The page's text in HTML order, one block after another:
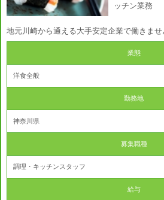
ッチン業務
地元川崎から通える大手安定企業で働きませ
業態
洋食全般
勤務地
神奈川県
募集職種
調理・キッチンスタッフ
給与